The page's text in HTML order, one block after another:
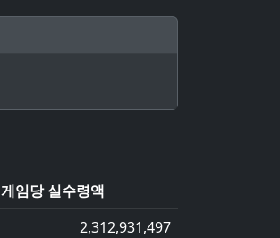
게임당 실수령액
2,312,931,497